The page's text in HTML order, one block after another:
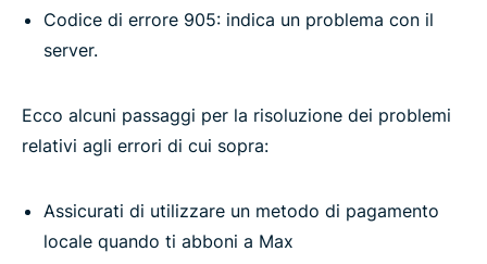
Codice di errore 905: indica un problema con il
server.
Ecco alcuni passaggi per la risoluzione dei problemi
relativi agli errori di cui sopra:
Assicurati di utilizzare un metodo di pagamento
locale quando ti abboni a Max